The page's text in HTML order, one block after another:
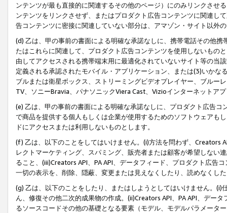
ンテンツが最も直接的に関連するその他のページ）にのみリンクさせ
ンテンツをリンクさせず、またはプロダクト広告コンテンツに関連し
告コンテンツに密接に関連していない部分は、アマゾン・サイト以外
(d) 乙は、甲の事前の書面による明確な承諾なしに、携帯電話その他
たはこれらに関連して、プロダクト広告コンテンツを使用しないもの
由してアクセスされる携帯端末用に最適化されていないサイト等の当
定義される承認されたモバイル・アプリケーション、または(3)いか
ブルまたは衛星ボックス、ストリーミングビデオプレイヤー、ブルー
TV、ソニーBravia、パナソニックViera Cast、Vizioインターネットア
(e) 乙は、甲の事前の書面による明確な承諾なしに、プロダクト広告
で商品を提供する個人もしくは企業が使用するためのソフトウェアも
ドにアクセスまたは利用しないものとします。
(f) 乙は、以下のことをしてはいけません。(i)方法を問わず、Creators
レクトマーケティング、スパミング、販売者または顧客が希望しない
ること、(iii)Creators API、PA API、データフィード、プロダクト広告
一切の表示を、削除、隠蔽、変更または見えなくしたり、読めなくし
(g) 乙は、以下のことをしたり、またはしようとしてはいけません。
ん、修復その他二次的成果物の作成。(ii)Creators API、PA API、デー
るソースコードその他の基礎となる要素（モデル、モデルパラメータ